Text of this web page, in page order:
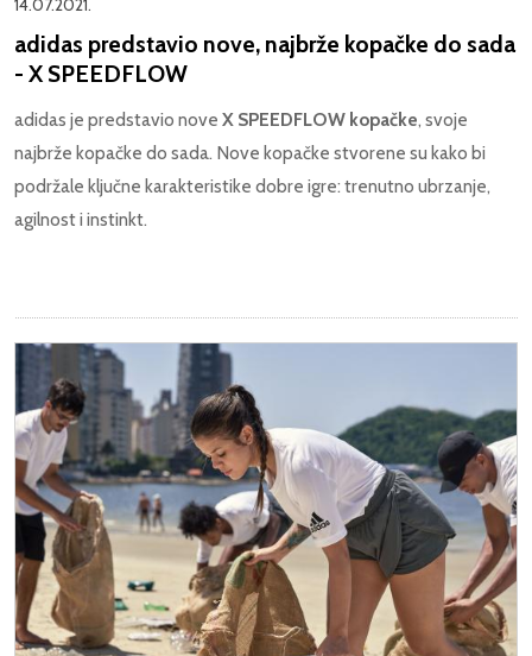
14.07.2021.
adidas predstavio nove, najbrže kopačke do sada
- X SPEEDFLOW
adidas je predstavio nove X SPEEDFLOW kopačke, svoje
najbrže kopačke do sada. Nove kopačke stvorene su kako bi
podržale ključne karakteristike dobre igre: trenutno ubrzanje,
agilnost i instinkt.